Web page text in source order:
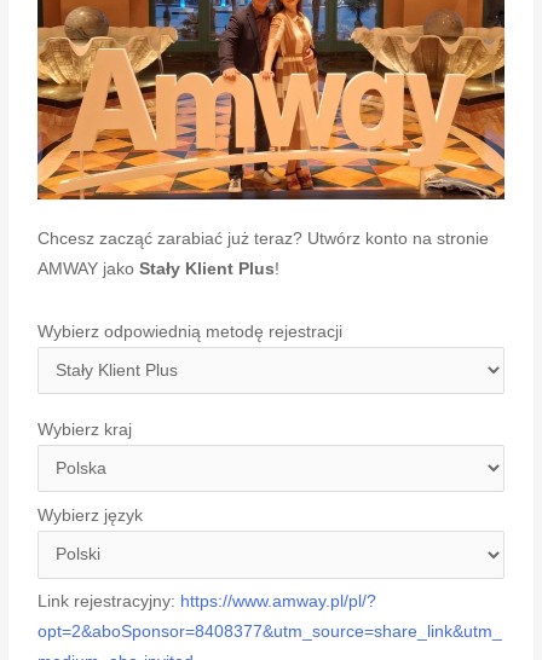
Chcesz zacząć zarabiać już teraz? Utwórz konto na stronie
AMWAY jakoStały Klient Plus!
Wybierz odpowiednią metodę rejestracji
Wybierz kraj
Wybierz język
Link rejestracyjny: https://www.amway.pl/pl/?
opt=2&aboSponsor=8408377&utm_source=share_link&utm_